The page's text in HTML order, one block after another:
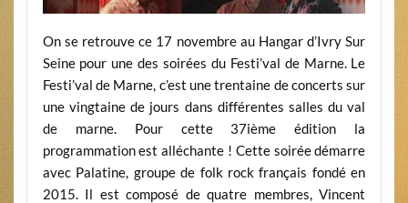
On se retrouve ce 17 novembre au Hangar d’Ivry Sur
Seine pour une des soirées du Festi’val de Marne. Le
Festi’val de Marne, c’est une trentaine de concerts sur
une vingtaine de jours dans différentes salles du val
de marne. Pour cette 37ième édition la
programmation est alléchante ! Cette soirée démarre
avec Palatine, groupe de folk rock français fondé en
2015. Il est composé de quatre membres, Vincent